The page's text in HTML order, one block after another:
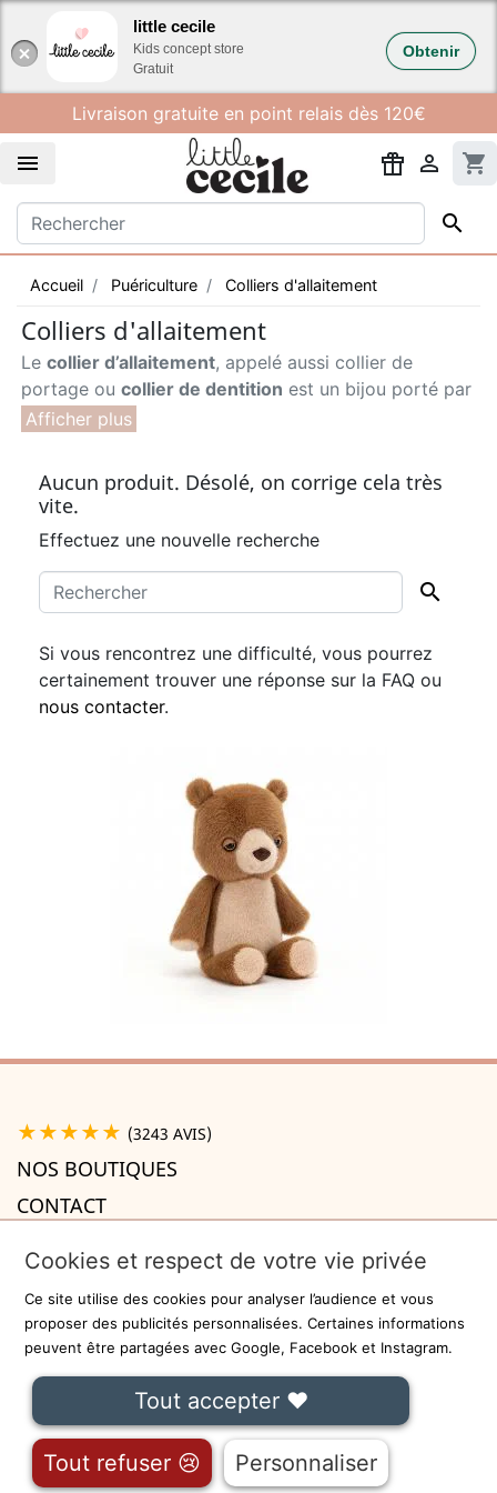
little cecile
Kids concept store
Gratuit
Obtenir
Livraison gratuite en point relais dès 120€
  shopping_cart

Accueil Puériculture Colliers d'allaitement
Colliers d'allaitement
Le collier d’allaitement, appelé aussi collier de
portage ou collier de dentition est un bijou porté par
les mamans jusqu’aux 3 ans de bébé environ. Le
bola de grossesse, cet accessoire est à la fois pour
maman et pour bébé qui peut l'attraper, le toucher et
le mettre à la bouche en toute sécurité. C'est chic et
pratique pour patienter en salle d'attente chez le
pédiatre par exemple.
Aucun produit. Désolé, on corrige cela très
vite.
Effectuez une nouvelle recherche

Si vous rencontrez une difficulté, vous pourrez
certainement trouver une réponse sur la FAQ ou
nous contacter.
★★★★★ (3243 AVIS)
NOS BOUTIQUES
CONTACT
INFORMATIONS
Recevez la newsletter
On ne communiquera jamais votre adresse e-mail à des tiers.
Fait avec à Lille - Sécurisé par -
Cookies et respect de votre vie privée
Ce site utilise des cookies pour analyser l’audience et vous
proposer des publicités personnalisées. Certaines informations
peuvent être partagées avec Google, Facebook et Instagram.
Tout accepter ❤
Tout refuser 😢 Personnaliser